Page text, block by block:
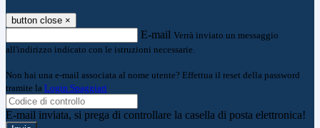
button close ×
E-mail Verrà inviato un messaggio
all'indirizzo indicato con le istruzioni necessarie.
Non hai una e-mail associata al nome utente? Effettua il reset della password
tramite la Login Spaggiari
E-mail inviata, si prega di controllare la casella di posta elettronica!